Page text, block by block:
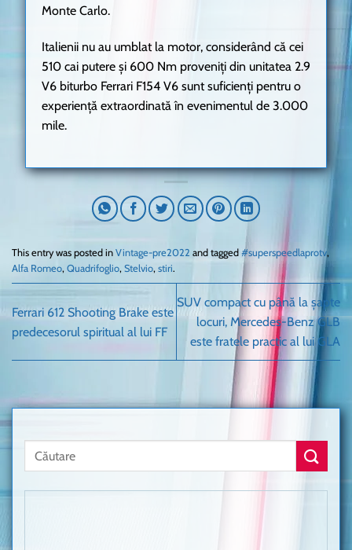
Monte Carlo.
Italienii nu au umblat la motor, considerând că cei
510 cai putere și 600 Nm proveniți din unitatea 2.9
V6 biturbo Ferrari F154 V6 sunt suficienți pentru o
experiență extraordinată în evenimentul de 3.000
mile.
This entry was posted in Vintage-pre2022 and tagged #superspeedlaprotv,
Alfa Romeo, Quadrifoglio, Stelvio, stiri.
Ferrari 612 Shooting Brake este
predecesorul spiritual al lui FF
SUV compact cu până la șapte
locuri, Mercedes-Benz GLB
este fratele practic al lui GLA